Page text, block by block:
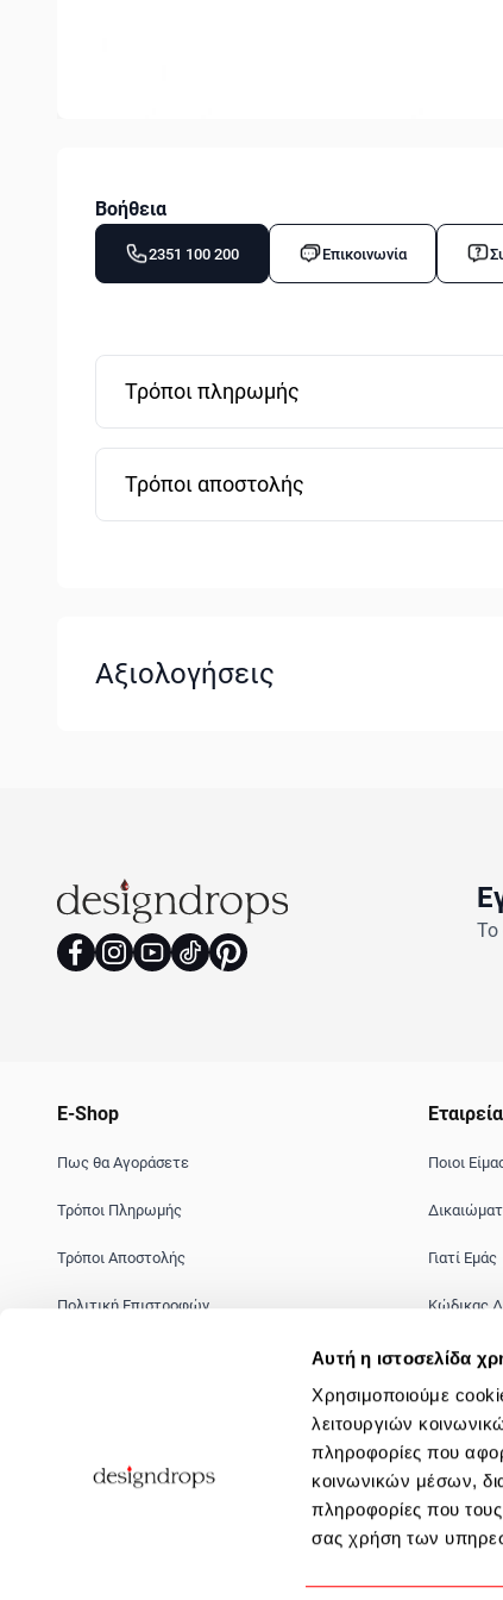
Αυτή η ιστοσελίδα
Χρησιμοποιούμε
λειτουργιών
πληροφορίες που
κοινωνικών μέσων,
πληροφορίες που
σας χρήση των
Βοήθεια
2351 100 200 Επικοινωνία
Τρόποι πληρωμής
Τρόποι αποστολής
Αξιολογήσεις
Το
E-Shop
Πως θα Αγοράσετε
Τρόποι Πληρωμής
Τρόποι Αποστολής
Πολιτική Επιστροφών
Εταιρεία
Ποιοι
Γιατί Eμάς
Κώδικας
Πολιτική
Ευκαιρίες